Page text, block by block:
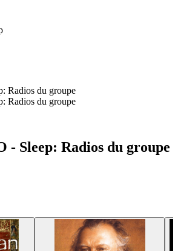
Radios du groupe
Radios du groupe
Sleep: Radios du groupe